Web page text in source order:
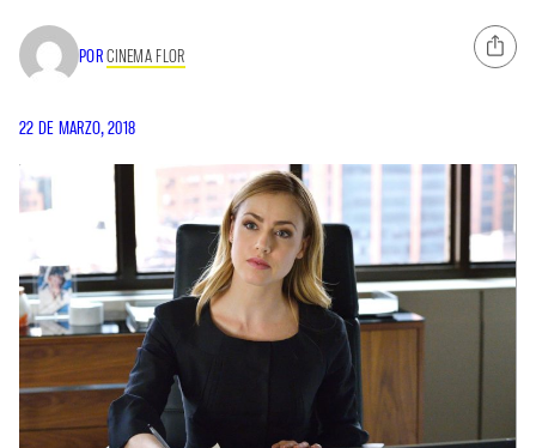
PORCINEMA FLOR
22 DE MARZO, 2018